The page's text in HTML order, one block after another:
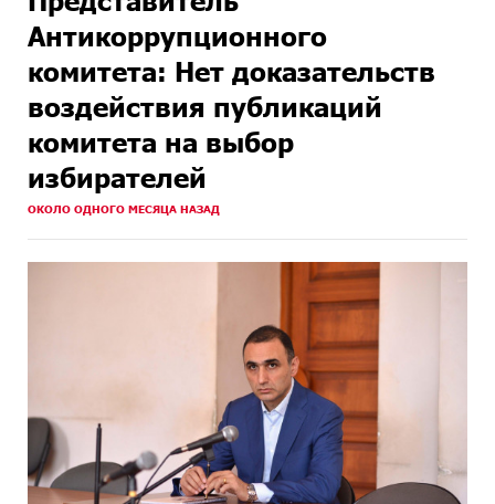
Антикоррупционного
комитета: Нет доказательств
воздействия публикаций
комитета на выбор
избирателей
ОКОЛО ОДНОГО МЕСЯЦА НАЗАД